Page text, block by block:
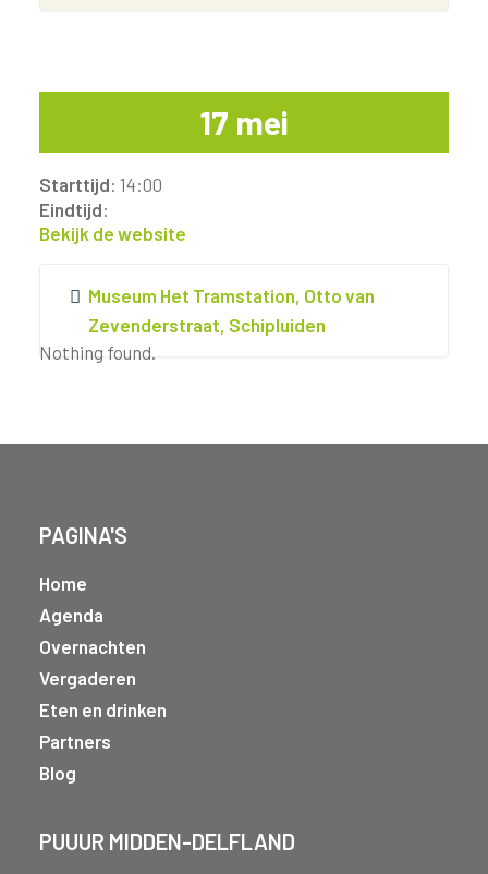
17 mei
Starttijd: 14:00
Eindtijd:
Bekijk de website
Museum Het Tramstation, Otto van
Zevenderstraat, Schipluiden
Nothing found.
PAGINA'S
Home
Agenda
Overnachten
Vergaderen
Eten en drinken
Partners
Blog
PUUUR MIDDEN-DELFLAND